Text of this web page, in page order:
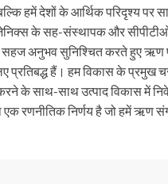
हमें देशों के आर्थिक परिदृश्य पर
के सह-संस्थापक और
अनुभव सुनिश्चित करते हुए ऋण
हैं। हम विकास के प्रमुख
के साथ-साथ उत्पाद विकास में
एक रणनीतिक निर्णय है जो हमें ऋण